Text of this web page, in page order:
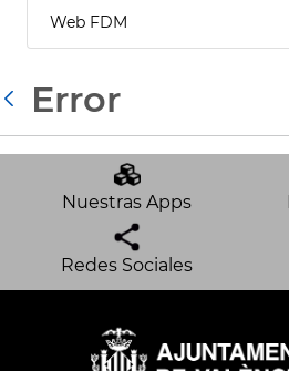
Web FDM
Atrás
Error
Nuestras Apps
Redes Sociales